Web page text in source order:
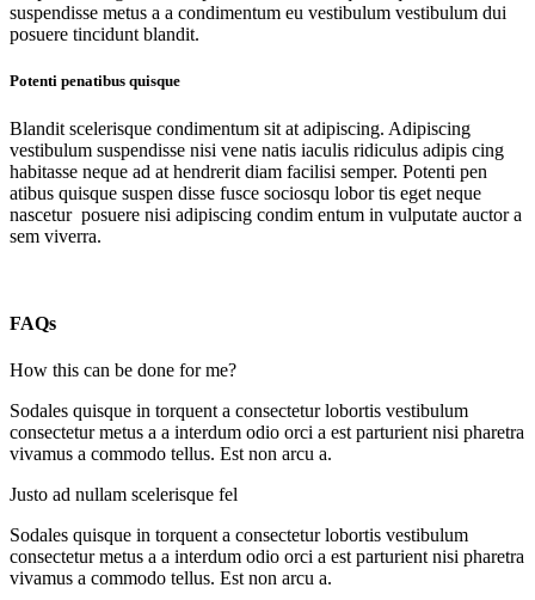
suspendisse metus a a condimentum eu vestibulum vestibulum dui
posuere tincidunt blandit.
Potenti penatibus quisque
Blandit scelerisque condimentum sit at adipiscing. Adipiscing
vestibulum suspendisse nisi vene natis iaculis ridiculus adipis cing
habitasse neque ad at hendrerit diam facilisi semper. Potenti pen
atibus quisque suspen disse fusce sociosqu lobor tis eget neque
nascetur posuere nisi adipiscing condim entum in vulputate auctor a
sem viverra.
FAQs
How this can be done for me?
Sodales quisque in torquent a consectetur lobortis vestibulum
consectetur metus a a interdum odio orci a est parturient nisi pharetra
vivamus a commodo tellus. Est non arcu a.
Justo ad nullam scelerisque fel
Sodales quisque in torquent a consectetur lobortis vestibulum
consectetur metus a a interdum odio orci a est parturient nisi pharetra
vivamus a commodo tellus. Est non arcu a.